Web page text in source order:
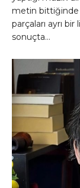
metin bittiğinde
parçaları ayrı
sonuçta…